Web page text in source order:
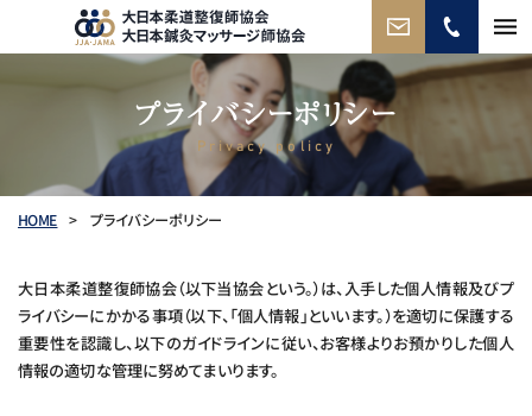
の特徴
プランのご紹介
よくあるご質問
最新情報
プライバシーポリシー
Privacy policy
HOME > プライバシーポリシー
大日本柔道整復師協会（以下当協会という。）は、入手した個人情報及びプ
ライバシーにかかる事項（以下、「個人情報」といいます。）を適切に保護する
重要性を認識し、以下のガイドラインに従い、お客様よりお預かりした個人
情報の適切な管理に努めてまいります。